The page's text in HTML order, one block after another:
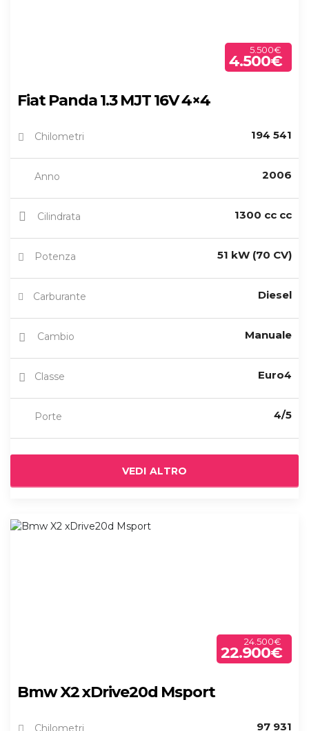
5.500€
4.500€
Fiat Panda 1.3 MJT 16V 4×4
Chilometri 194 541
Anno 2006
Cilindrata 1300 cc cc
Potenza 51 kW (70 CV)
Carburante Diesel
Cambio Manuale
Classe Euro4
Porte 4/5
VEDI ALTRO
24.500€
22.900€
Bmw X2 xDrive20d Msport
Chilometri 97 931